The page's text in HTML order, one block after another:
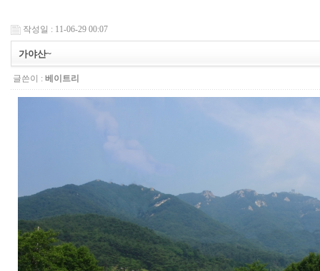
작성일 : 11-06-29 00:07
가야산~
글쓴이 : 베이트리